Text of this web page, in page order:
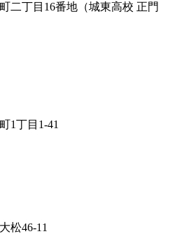
二丁目16番地（城東高校 正門
1丁目1-41
松46-11